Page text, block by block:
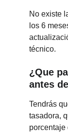
No existe
los 6
técnico.
¿Que
antes
Tendrás
tasadora,
porcentaje